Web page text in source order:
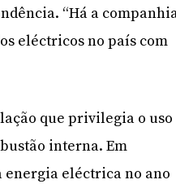
“Há a
eléctricos no país com
que privilegia o uso
interna. Em
energia eléctrica no ano